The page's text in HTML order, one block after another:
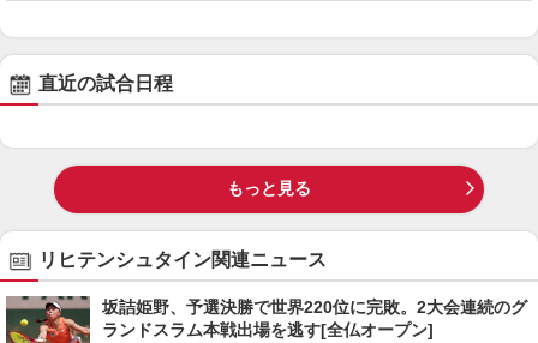
直近の試合日程
もっと見る
リヒテンシュタイン関連ニュース
坂詰姫野、予選決勝で世界220位に完敗。2大会連続のグ
ランドスラム本戦出場を逃す[全仏オープン]